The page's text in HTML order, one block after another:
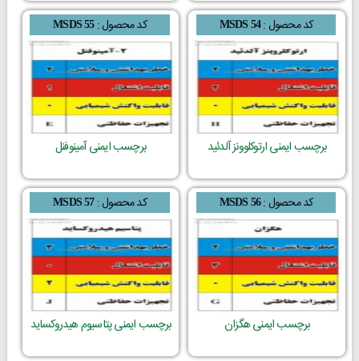
کد محصول :MSDS 54
برچسب ایمنی ارتوکلوونز آلدئید
کد محصول :MSDS 55
برچسب ایمنی آمینوفنل
کد محصول :MSDS 56
برچسب ایمنی هگزان
کد محصول :MSDS 57
برچسب ایمنی پتاسیوم هیدروکساید